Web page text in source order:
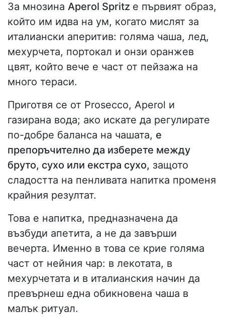
За мнозина Aperol Spritz е първият образ,
който им идва на ум, когато мислят за
италиански аперитив: голяма чаша, лед,
мехурчета, портокал и онзи оранжев
цвят, който вече е част от пейзажа на
много тераси.
Приготвя се от Prosecco, Aperol и
газирана вода; ако искате да регулирате
по-добре баланса на чашата, е
препоръчително да изберете между
бруто, сухо или екстра сухо, защото
сладостта на пенливата напитка променя
крайния резултат.
Това е напитка, предназначена да
възбуди апетита, а не да завърши
вечерта. Именно в това се крие голяма
част от нейния чар: в лекотата, в
мехурчетата и в италианския начин да
превърнеш една обикновена чаша в
малък ритуал.